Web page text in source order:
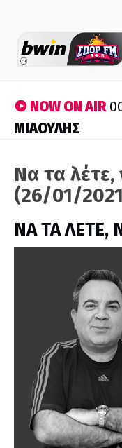
NOW ON AIR
ΜΙΑΟΥΛΗΣ
Να τα
(26/01/
ΝΑ ΤΑ ΛΕΤΕ,